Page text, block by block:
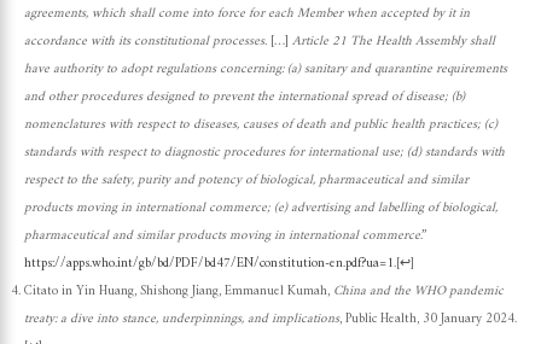
agreements, which shall come into force for each Member when accepted by it in
accordance with its constitutional processes. […] Article 21 The Health Assembly shall
have authority to adopt regulations concerning: (a) sanitary and quarantine requirements
and other procedures designed to prevent the international spread of disease; (b)
nomenclatures with respect to diseases, causes of death and public health practices; (c)
standards with respect to diagnostic procedures for international use; (d) standards with
respect to the safety, purity and potency of biological, pharmaceutical and similar
products moving in international commerce; (e) advertising and labelling of biological,
pharmaceutical and similar products moving in international commerce.”
https://apps.who.int/gb/bd/PDF/bd47/EN/constitution-en.pdf?ua=1.[↩]
Citato in Yin Huang, Shishong Jiang, Emmanuel Kumah, China and the WHO pandemic
treaty: a dive into stance, underpinnings, and implications, Public Health, 30 January 2024.